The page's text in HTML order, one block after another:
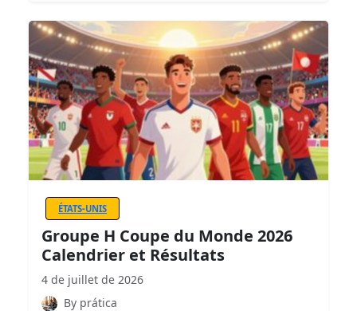
ÉTATS-UNIS
Groupe H Coupe du Monde 2026
Calendrier et Résultats
4 de juillet de 2026
By prática